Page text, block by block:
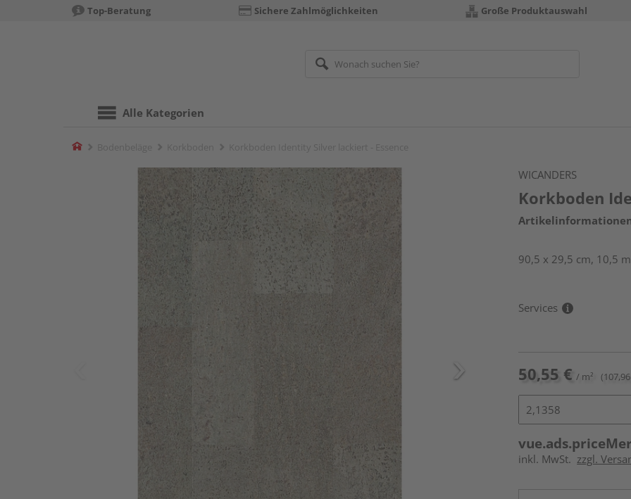
Top-Beratung Sichere Zahlmöglichkeiten Große Produktauswahl
Alle Kategorien
Home
WICANDERS
Korkboden
90,5 x 29,5 cm, 10,5
Services
50,55 € / m²
inkl. MwSt. zzgl.